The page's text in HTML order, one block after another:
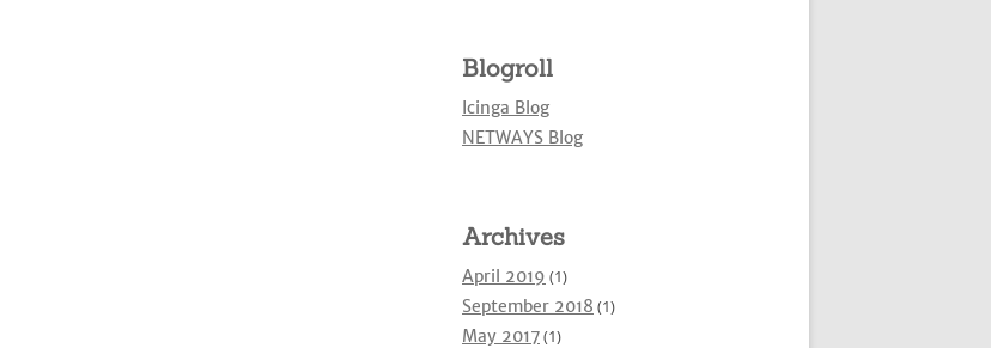
Blogroll
Icinga Blog
NETWAYS Blog
Archives
April 2019 (1)
September 2018 (1)
May 2017(1)